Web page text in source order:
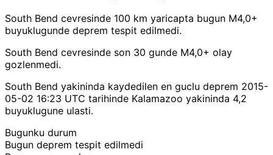
South Bend cevresinde 100 km yaricapta bugun M4,0+
buyuklugunde deprem tespit edilmedi.
South Bend cevresinde son 30 gunde M4,0+ olay
gozlenmedi.
South Bend yakininda kaydedilen en guclu deprem 2015-
05-02 16:23 UTC tarihinde Kalamazoo yakininda 4,2
buyuklugune ulasti.
Bugunku durum
Bugun deprem tespit edilmedi